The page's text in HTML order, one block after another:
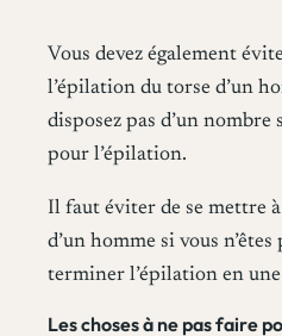
Vous devez également
l’épilation du torse d’un
disposez pas d’un
pour l’épilation.
Il faut éviter de se mettre
d’un homme si vous
terminer l’épilation en une
Les choses à ne pas faire